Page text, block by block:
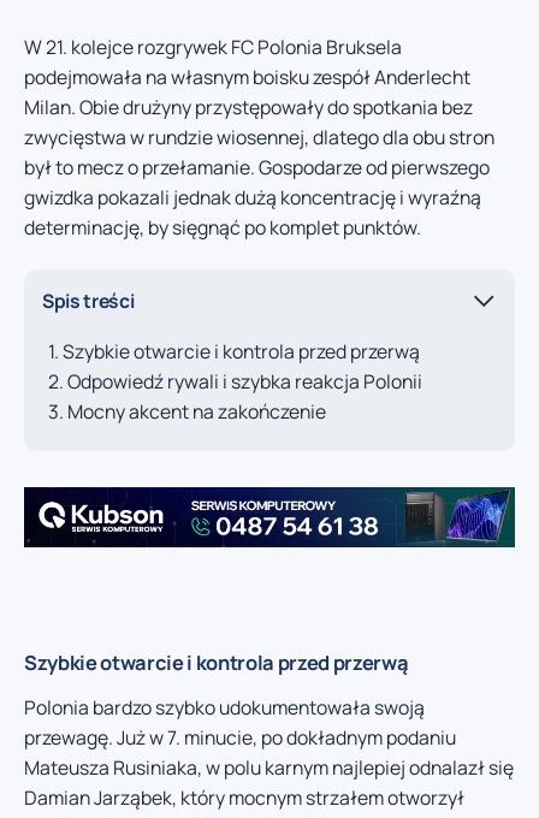
W 21. kolejce rozgrywek FC Polonia Bruksela
podejmowała na własnym boisku zespół Anderlecht
Milan. Obie drużyny przystępowały do spotkania bez
zwycięstwa w rundzie wiosennej, dlatego dla obu stron
był to mecz o przełamanie. Gospodarze od pierwszego
gwizdka pokazali jednak dużą koncentrację i wyraźną
determinację, by sięgnąć po komplet punktów.
Spis treści
Szybkie otwarcie i kontrola przed przerwą
Odpowiedź rywali i szybka reakcja Polonii
Mocny akcent na zakończenie
Szybkie otwarcie i kontrola przed przerwą
Polonia bardzo szybko udokumentowała swoją
przewagę. Już w 7. minucie, po dokładnym podaniu
Mateusza Rusiniaka, w polu karnym najlepiej odnalazł się
Damian Jarząbek, który mocnym strzałem otworzył